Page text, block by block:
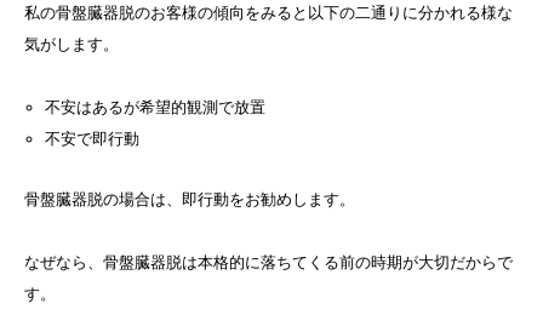
私の骨盤臓器脱のお客様の傾向をみると以下の二通りに分かれる様な
気がします。
不安はあるが希望的観測で放置
不安で即行動
骨盤臓器脱の場合は、即行動をお勧めします。
なぜなら、骨盤臓器脱は本格的に落ちてくる前の時期が大切だからで
す。